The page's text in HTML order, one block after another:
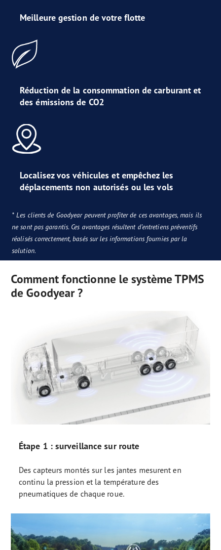
Meilleure gestion de votre flotte
Réduction de la consommation de carburant et
des émissions de CO2
Localisez vos véhicules et empêchez les
déplacements non autorisés ou les vols
* Les clients de Goodyear peuvent profiter de ces avantages, mais ils
ne sont pas garantis. Ces avantages résultent d’entretiens préventifs
réalisés correctement, basés sur les informations fournies par la
solution.
Comment fonctionne le système TPMS
de Goodyear ?
Étape 1 : surveillance sur route
Des capteurs montés sur les jantes mesurent en
continu la pression et la température des
pneumatiques de chaque roue.